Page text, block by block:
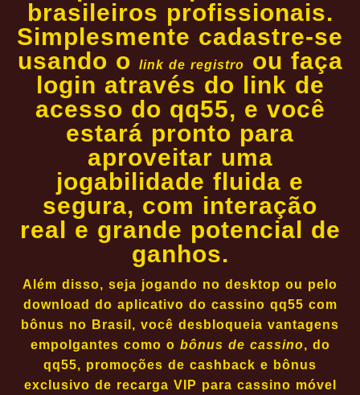
brasileiros profissionais.
Simplesmente cadastre-se
usando o
link de registro
ou faça
login através do link de
acesso do qq55, e você
estará pronto para
aproveitar uma
jogabilidade fluida e
segura, com interação
real e grande potencial de
ganhos.
Além disso, seja jogando no desktop ou pelo
download do aplicativo do cassino qq55 com
bônus no Brasil, você desbloqueia vantagens
empolgantes como o bônus de cassino, do
qq55, promoções de cashback e bônus
exclusivo de recarga VIP para cassino móvel